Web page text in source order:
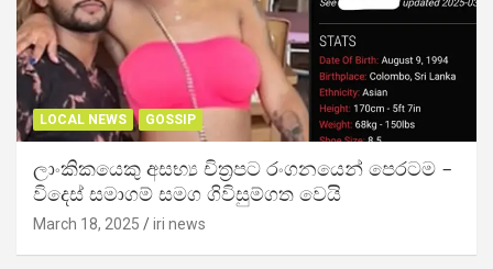
LOCAL NEWS GOSSIP
ලාංකිකයෙකු අසභ්‍ය චිත්‍රපට රංගනයෙන් පෙරටම –
විදෙස් සමාගම් සමග ගිවිසුම්ගත වෙයි
March 18, 2025 iri news